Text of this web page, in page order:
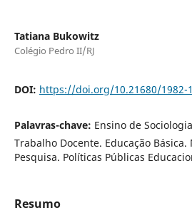
Tatiana Bukowitz
Colégio Pedro II/RJ
DOI: https://doi.org/10.21680/1982-
Palavras-chave: Ensino de
Trabalho Docente. Educação
Pesquisa. Políticas Públicas
Resumo